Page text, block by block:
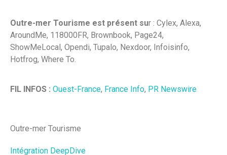
Outre-mer Tourisme est présent sur : Cylex, Alexa,
AroundMe, 118000FR, Brownbook, Page24,
ShowMeLocal, Opendi, Tupalo, Nexdoor, Infoisinfo,
Hotfrog, Where To.
FIL INFOS : Ouest-France, France Info, PR Newswire
Outre-mer Tourisme
Intégration DeepDive